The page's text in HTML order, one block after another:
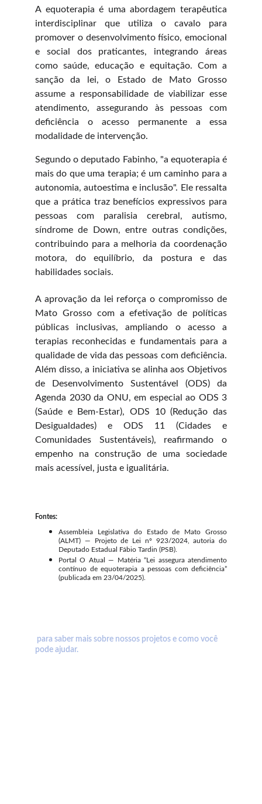
A equoterapia é uma abordagem terapêutica
interdisciplinar que utiliza o cavalo para
promover o desenvolvimento físico, emocional
e social dos praticantes, integrando áreas
como saúde, educação e equitação. Com a
sanção da lei, o Estado de Mato Grosso
assume a responsabilidade de viabilizar esse
atendimento, assegurando às pessoas com
deficiência o acesso permanente a essa
modalidade de intervenção.
Segundo o deputado Fabinho, "a equoterapia é
mais do que uma terapia; é um caminho para a
autonomia, autoestima e inclusão". Ele ressalta
que a prática traz benefícios expressivos para
pessoas com paralisia cerebral, autismo,
síndrome de Down, entre outras condições,
contribuindo para a melhoria da coordenação
motora, do equilíbrio, da postura e das
habilidades sociais.
A aprovação da lei reforça o compromisso de
Mato Grosso com a efetivação de políticas
públicas inclusivas, ampliando o acesso a
terapias reconhecidas e fundamentais para a
qualidade de vida das pessoas com deficiência.
Além disso, a iniciativa se alinha aos Objetivos
de Desenvolvimento Sustentável (ODS) da
Agenda 2030 da ONU, em especial ao ODS 3
(Saúde e Bem-Estar), ODS 10 (Redução das
Desigualdades) e ODS 11 (Cidades e
Comunidades Sustentáveis), reafirmando o
empenho na construção de uma sociedade
mais acessível, justa e igualitária.
Fontes:
Assembleia Legislativa do Estado de Mato Grosso
(ALMT) — Projeto de Lei nº 923/2024, autoria do
Deputado Estadual Fábio Tardin (PSB).
Portal O Atual — Matéria “Lei assegura atendimento
contínuo de equoterapia a pessoas com deficiência”
(publicada em 23/04/2025).
pode ajudar.